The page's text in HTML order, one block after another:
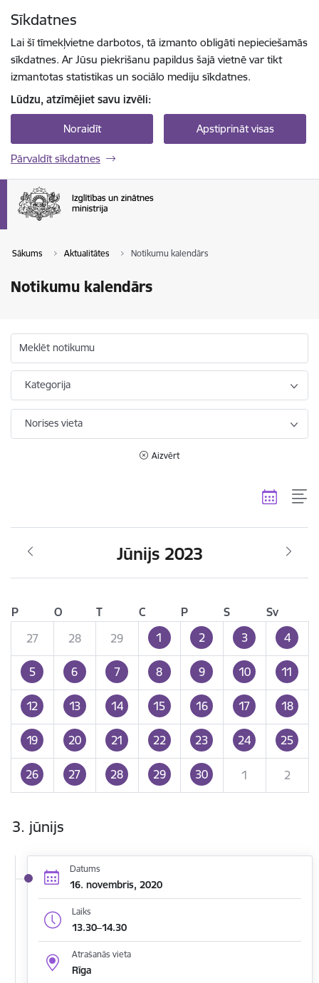
Sīkdatnes
Lai šī tīmekļvietne darbotos, tā izmanto obligāti nepieciešamās
sīkdatnes. Ar Jūsu piekrišanu papildus šajā vietnē var tikt
izmantotas statistikas un sociālo mediju sīkdatnes.
Lūdzu, atzīmējiet savu izvēli:
Noraidīt Apstiprināt visas
Pārvaldīt sīkdatnes
Sākums Aktualitātes Notikumu kalendārs
Notikumu kalendārs
Meklēt notikumu
Kategorija
Norises vieta
Aizvērt
Jūnijs 2023
P O T C P S
Sv
27
28 29 1 2 3 4
5 6 7 8 9 10 11
12 13 14 15 16 17 18
19 20 21 22 23 24 25
26 27 28 29 30 1 2
3. jūnijs
Datums
16. novembris, 2020
Laiks
13.30–14.30
Atrašanās vieta
Rīga